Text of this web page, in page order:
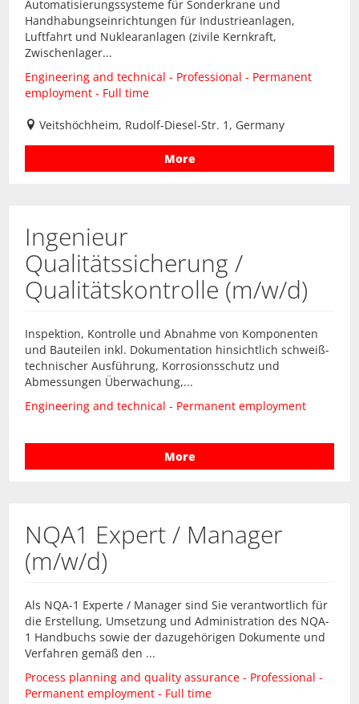
Automatisierungssysteme für Sonderkrane und
Handhabungseinrichtungen für Industrieanlagen,
Luftfahrt und Nuklearanlagen (zivile Kernkraft,
Zwischenlager...
Engineering and technical - Professional - Permanent
employment - Full time
Veitshöchheim, Rudolf-Diesel-Str. 1, Germany
More
Ingenieur
Qualitätssicherung /
Qualitätskontrolle (m/w/d)
Inspektion, Kontrolle und Abnahme von Komponenten
und Bauteilen inkl. Dokumentation hinsichtlich schweiß-
technischer Ausführung, Korrosionsschutz und
Abmessungen Überwachung,...
Engineering and technical - Permanent employment
More
NQA1 Expert / Manager
(m/w/d)
Als NQA-1 Experte / Manager sind Sie verantwortlich für
die Erstellung, Umsetzung und Administration des NQA-
1 Handbuchs sowie der dazugehörigen Dokumente und
Verfahren gemäß den ...
Process planning and quality assurance - Professional -
Permanent employment - Full time